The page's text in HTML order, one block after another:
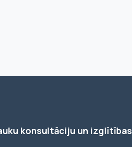
konsultāciju un izglītības